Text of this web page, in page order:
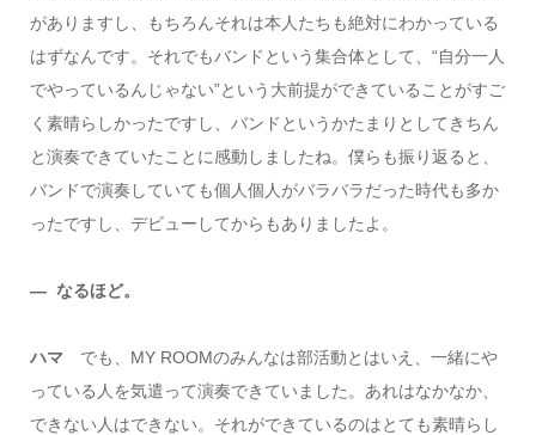
がありますし、もちろんそれは本人たちも絶対にわかっている
はずなんです。それでもバンドという集合体として、“自分一人
でやっているんじゃない”という大前提ができていることがすご
く素晴らしかったですし、バンドというかたまりとしてきちん
と演奏できていたことに感動しましたね。僕らも振り返ると、
バンドで演奏していても個人個人がバラバラだった時代も多か
ったですし、デビューしてからもありましたよ。
― なるほど。
ハマ でも、MY ROOMのみんなは部活動とはいえ、一緒にや
っている人を気遣って演奏できていました。あれはなかなか、
できない人はできない。それができているのはとても素晴らし